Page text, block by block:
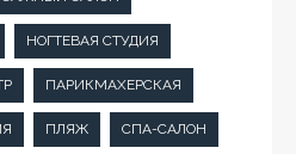
НОГТЕВАЯ СТУДИЯ
ПАРИКМАХЕРСКАЯ
ПЛЯЖ СПА-САЛОН